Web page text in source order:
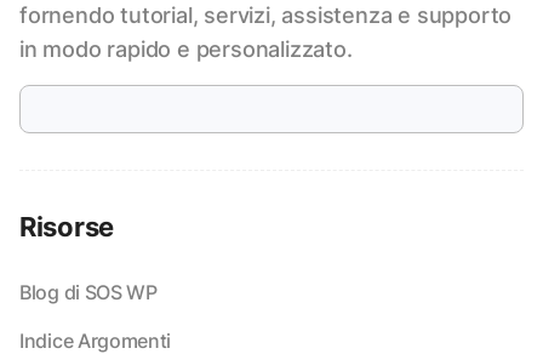
fornendo tutorial, servizi, assistenza e supporto
in modo rapido e personalizzato.
Risorse
Blog di SOS WP
Indice Argomenti